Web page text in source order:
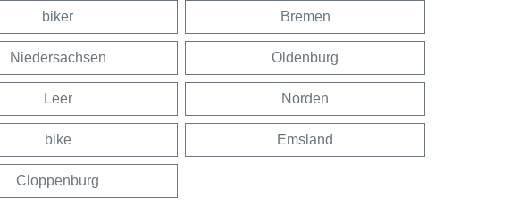
biker Bremen
Niedersachsen Oldenburg
Leer Norden
bike Emsland
Cloppenburg